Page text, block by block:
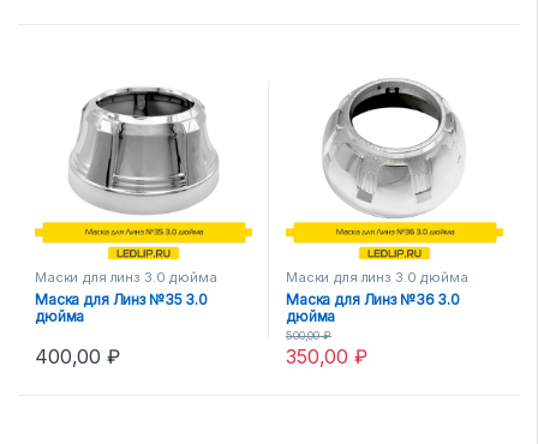
Маски для линз 3.0 дюйма
Маска для Линз №35 3.0
дюйма
400,00₽
Маски для линз 3.0 дюйма
Маска для Линз №36 3.0
дюйма
350,00₽
500,00₽